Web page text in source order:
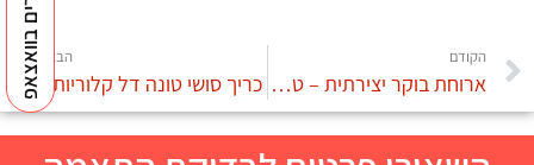
הקודם
ארוחת בוקר יצירתית – טורטיות תירס עם תוספות
הבא
כריך סושי טונה דל קלוריות